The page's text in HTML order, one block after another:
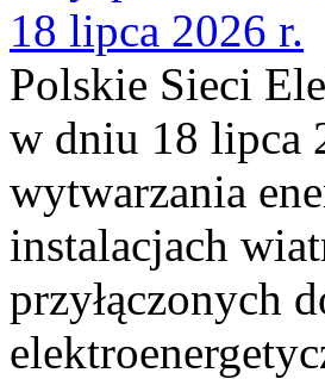
18 lipca 2026 r.
Polskie Sieci
w dniu 18 lipca
wytwarzania
instalacjach
przyłączonych